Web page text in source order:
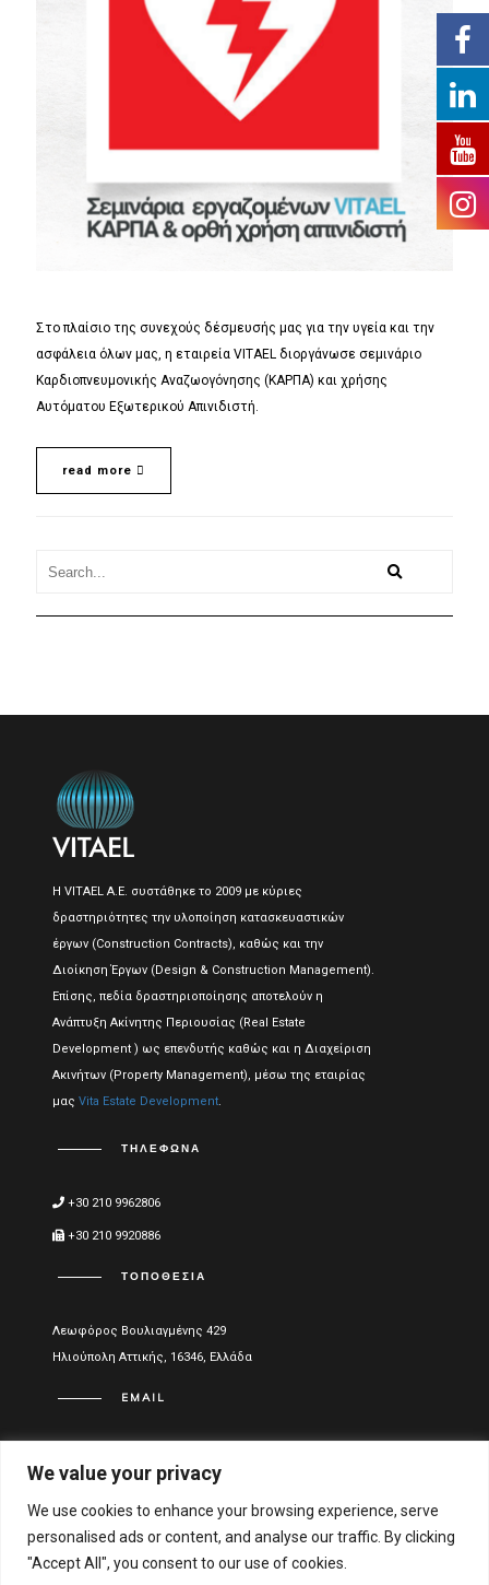
We value your privacy
We use cookies to enhance your browsing experience, serve
personalised ads or content, and analyse our traffic. By clicking
"Accept All", you consent to our use of cookies.
Στο πλαίσιο της συνεχούς δέσμευσής μας για την υγεία και την
ασφάλεια όλων μας, η εταιρεία VITAEL διοργάνωσε σεμινάριο
Καρδιοπνευμονικής Αναζωογόνησης (ΚΑΡΠΑ) και χρήσης
Αυτόματου Εξωτερικού Απινιδιστή.
read more
Η VITAEL A.E. συστάθηκε το 2009 με κύριες
δραστηριότητες την υλοποίηση κατασκευαστικών
έργων (Construction Contracts), καθώς και την
Διοίκηση Έργων (Design & Construction Management).
Επίσης, πεδία δραστηριοποίησης αποτελούν η
Ανάπτυξη Ακίνητης Περιουσίας (Real Estate
Development ) ως επενδυτής καθώς και η Διαχείριση
Ακινήτων (Property Management), μέσω της εταιρίας
μας Vita Estate Development.
ΤΗΛΈΦΩΝΑ
+30 210 9962806
+30 210 9920886
ΤΟΠΟΘΕΣΊΑ
Λεωφόρος Βουλιαγμένης 429
Ηλιούπολη Αττικής, 16346, Ελλάδα
EMAIL